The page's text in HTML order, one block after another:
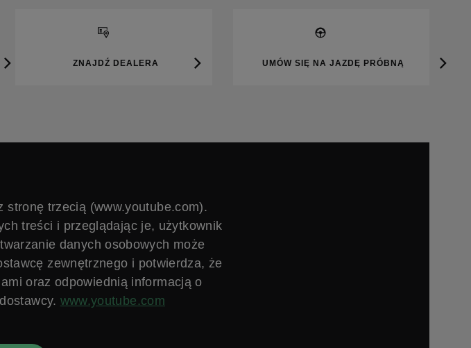
ZNAJDŹ DEALERA UMÓW SIĘ NA JAZDĘ PRÓBNĄ
stronę trzecią (www.youtube.com).
treści i przeglądając je, użytkownik
danych osobowych może
zewnętrznego i potwierdza, że
oraz odpowiednią informacją o
www.youtube.com